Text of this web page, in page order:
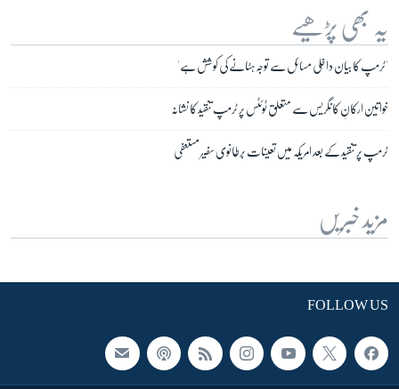
یہ بھی پڑھیے
'ٹرمپ کا بیان داخلی مسائل سے توجہ ہٹانے کی کوشش ہے'
خواتین ارکانِ کانگریس سے متعلق ٹوئٹس پر ٹرمپ تنقید کا نشانہ
ٹرمپ پر تنقید کے بعد امریکہ میں تعینات برطانوی سفیر مستعفی
مزید خبریں
FOLLOW US